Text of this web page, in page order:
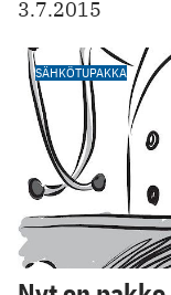
3.7.2015
SÄHKÖTUPAKKA